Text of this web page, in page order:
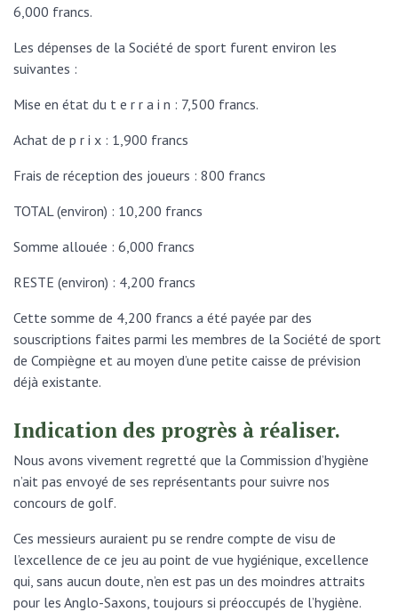
6,000 francs.
Les dépenses de la Société de sport furent environ les
suivantes :
Mise en état du t e r r a i n : 7,500 francs.
Achat de p r i x : 1,900 francs
Frais de réception des joueurs : 800 francs
TOTAL (environ) : 10,200 francs
Somme allouée : 6,000 francs
RESTE (environ) : 4,200 francs
Cette somme de 4,200 francs a été payée par des
souscriptions faites parmi les membres de la Société de sport
de Compiègne et au moyen d’une petite caisse de prévision
déjà existante.
Indication des progrès à réaliser.
Nous avons vivement regretté que la Commission d’hygiène
n’ait pas envoyé de ses représentants pour suivre nos
concours de golf.
Ces messieurs auraient pu se rendre compte de visu de
l’excellence de ce jeu au point de vue hygiénique, excellence
qui, sans aucun doute, n’en est pas un des moindres attraits
pour les Anglo-Saxons, toujours si préoccupés de l’hygiène.